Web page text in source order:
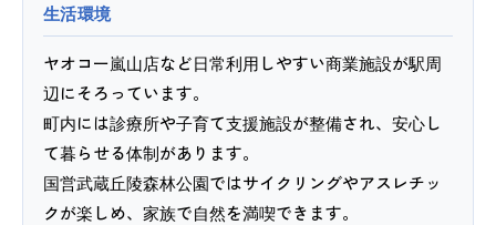
生活環境
ヤオコー嵐山店など日常利用しやすい商業施設が駅周
辺にそろっています。
町内には診療所や子育て支援施設が整備され、安心し
て暮らせる体制があります。
国営武蔵丘陵森林公園ではサイクリングやアスレチッ
クが楽しめ、家族で自然を満喫できます。